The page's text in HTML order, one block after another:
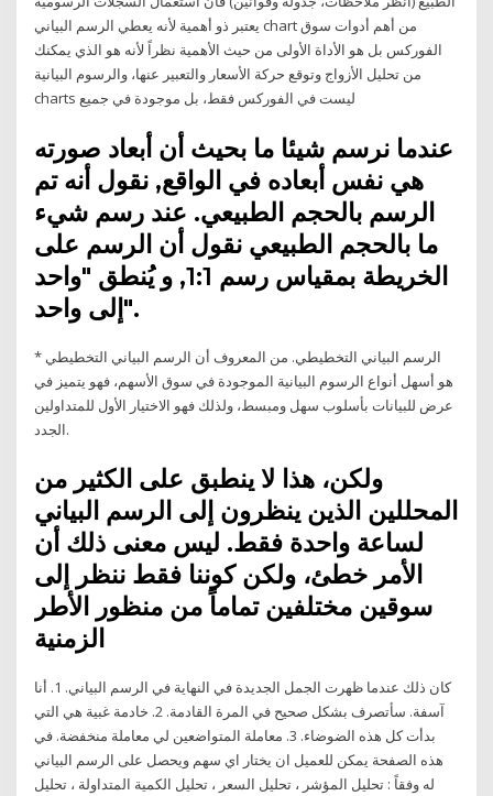
يعتبر ذو أهمية لأنه يعطي الرسم البياني chart من أهم أدوات سوق
الفوركس بل هو الأداة الأولى من حيث الأهمية نظراً لأنه هو الذي يمكنك
من تحليل الأزواج وتوقع حركة الأسعار والتعبير عنها، والرسوم البيانية
charts ليست في الفوركس فقط، بل موجودة في جميع
عندما نرسم شيئا ما بحيث أن أبعاد صورته
هي نفس أبعاده في الواقع, نقول أنه تم
الرسم بالحجم الطبيعي. عند رسم شيء
ما بالحجم الطبيعي نقول أن الرسم على
الخريطة بمقياس رسم 1:1, و يُنطق "واحد
إلى واحد".
* الرسم البياني التخطيطي. من المعروف أن الرسم البياني التخطيطي
هو أسهل أنواع الرسوم البيانية الموجودة في سوق الأسهم، فهو يتميز في
عرض للبيانات بأسلوب سهل ومبسط، ولذلك فهو الاختيار الأول للمتداولين
الجدد.
ولكن، هذا لا ينطبق على الكثير من
المحللين الذين ينظرون إلى الرسم البياني
لساعة واحدة فقط. ليس معنى ذلك أن
الأمر خطئ، ولكن كوننا فقط ننظر إلى
سوقين مختلفين تماماً من منظور الأطر
الزمنية
كان ذلك عندما ظهرت الجمل الجديدة في النهاية في الرسم البياني. 1. أنا
آسفة. سأتصرف بشكل صحيح في المرة القادمة. 2. خادمة غبية هي التي
بدأت كل هذه الضوضاء. 3. معاملة المتواضعين لي معاملة منخفضة. في
هذه الصفحة يمكن للعميل ان يختار اي سهم ويحصل على الرسم البياني
له وفقاً : تحليل المؤشر ، تحليل السعر ، تحليل الكمية المتداولة ، تحليل